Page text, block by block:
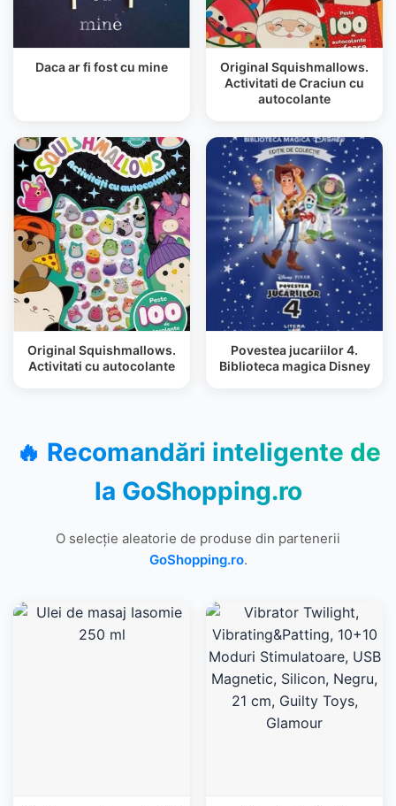
Daca ar fi fost cu mine
Original Squishmallows.
Activitati de Craciun cu
autocolante
Original Squishmallows.
Activitati cu autocolante
Povestea jucariilor 4.
Biblioteca magica Disney
🔥 Recomandări inteligente de
la GoShopping.ro
O selecție aleatorie de produse din partenerii
GoShopping.ro.